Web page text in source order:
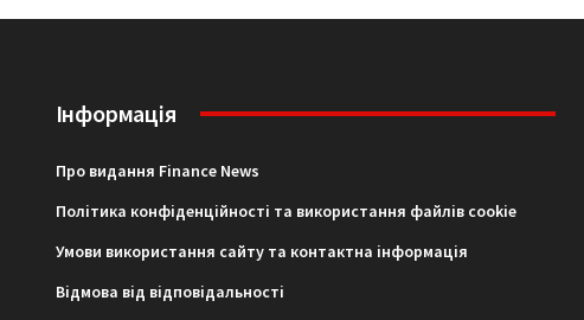
Інформація
Про видання Finance News
Політика конфіденційності та використання файлів cookie
Умови використання сайту та контактна інформація
Відмова від відповідальності